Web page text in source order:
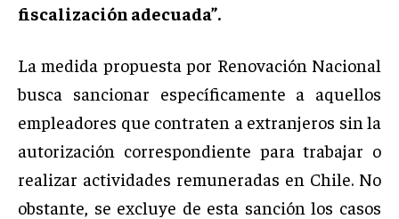
fiscalización adecuada”.
La medida propuesta por Renovación Nacional
busca sancionar específicamente a aquellos
empleadores que contraten a extranjeros sin la
autorización correspondiente para trabajar o
realizar actividades remuneradas en Chile. No
obstante, se excluye de esta sanción los casos